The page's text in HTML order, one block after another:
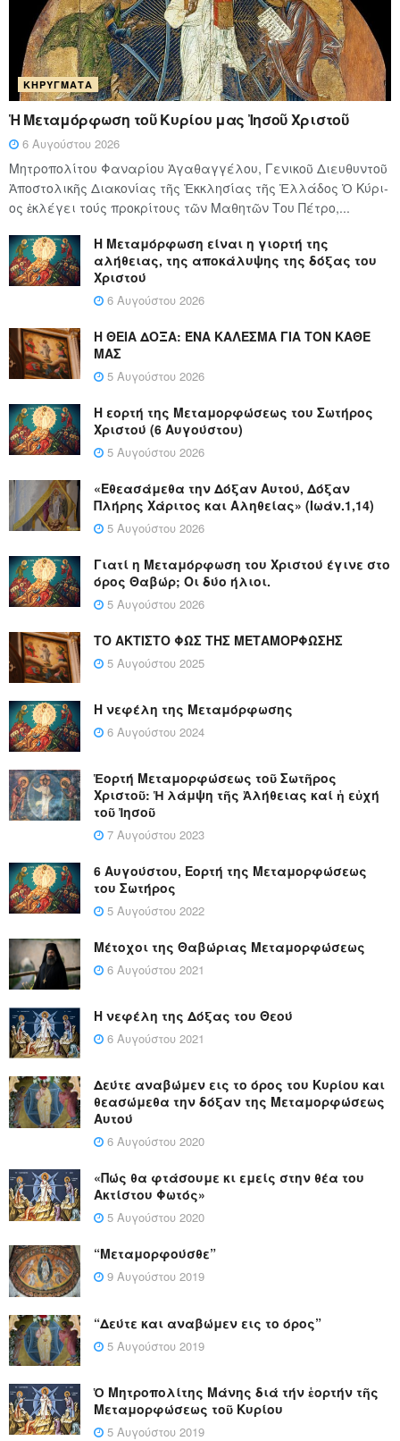
ΚΗΡΎΓΜΑΤΑ
Ἡ Μεταμόρφωση τοῦ Κυρίου μας Ἰησοῦ Χριστοῦ
6 Αυγούστου 2026
Μητροπολίτου Φαναρίου Ἀγαθαγγέλου, Γενικοῦ Διευθυντοῦ
Ἀποστολικῆς Διακονίας τῆς Ἐκκλησίας τῆς Ἑλλάδος Ὁ Κύ­ρι­
ος ἐκλέγει τούς προ­κρί­τους τῶν Μα­θη­τῶν Του Πέ­τρο,...
Η Μεταμόρφωση είναι η γιορτή της
αλήθειας, της αποκάλυψης της δόξας του
Χριστού
6 Αυγούστου 2026
Η ΘΕΙΑ ΔΟΞΑ: ΈΝΑ ΚΑΛΕΣΜΑ ΓΙΑ ΤΟΝ ΚΑΘΕ
ΜΑΣ
5 Αυγούστου 2026
Η εορτή της Μεταμορφώσεως του Σωτήρος
Χριστού (6 Αυγούστου)
5 Αυγούστου 2026
«Εθεασάμεθα την Δόξαν Αυτού, Δόξαν
Πλήρης Χάριτος και Αληθείας» (Ιωάν.1,14)
5 Αυγούστου 2026
Γιατί η Μεταμόρφωση του Χριστού έγινε στο
όρος Θαβώρ; Οι δύο ήλιοι.
5 Αυγούστου 2026
ΤΟ ΑΚΤΙΣΤΟ ΦΩΣ ΤΗΣ ΜΕΤΑΜΟΡΦΩΣΗΣ
5 Αυγούστου 2025
Η νεφέλη της Μεταμόρφωσης
6 Αυγούστου 2024
Ἑορτή Μεταμορφώσεως τοῦ Σωτῆρος
Χριστοῦ: Ἡ λάμψη τῆς Ἀλήθειας καί ἡ εὐχή
τοῦ Ἰησοῦ
7 Αυγούστου 2023
6 Αυγούστου, Εορτή της Μεταμορφώσεως
του Σωτήρος
5 Αυγούστου 2022
Μέτοχοι της Θαβώριας Μεταμορφώσεως
6 Αυγούστου 2021
Η νεφέλη της Δόξας του Θεού
6 Αυγούστου 2021
Δεύτε αναβώμεν εις το όρος του Κυρίου και
θεασώμεθα την δόξαν της Μεταμορφώσεως
Αυτού
6 Αυγούστου 2020
«Πώς θα φτάσουμε κι εμείς στην θέα του
Ακτίστου Φωτός»
5 Αυγούστου 2020
“Μεταμορφούσθε”
9 Αυγούστου 2019
“Δεύτε και αναβώμεν εις το όρος”
5 Αυγούστου 2019
Ὁ Μητροπολίτης Μάνης διά τήν ἑορτήν τῆς
Μεταμορφώσεως τοῦ Κυρίου
5 Αυγούστου 2019